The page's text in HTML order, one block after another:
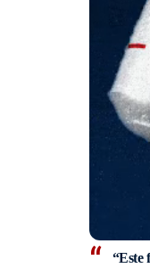
“Este